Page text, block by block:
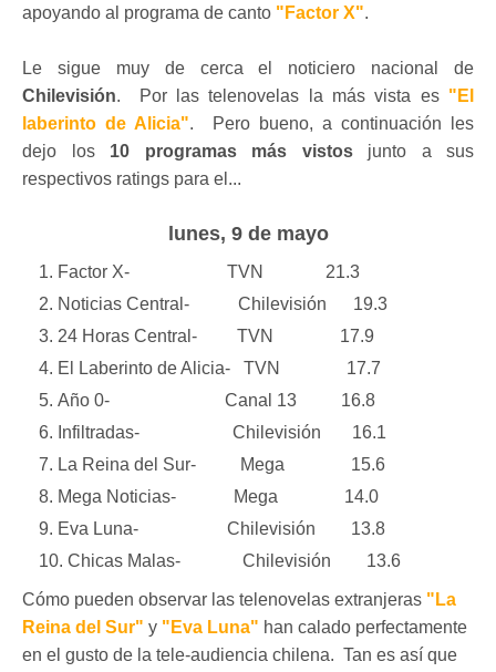
apoyando al programa de canto "Factor X".
Le sigue muy de cerca el noticiero nacional de
Chilevisión. Por las telenovelas la más vista es "El
laberinto de Alicia". Pero bueno, a continuación les
dejo los 10 programas más vistosjunto a sus
respectivos ratings para el...
lunes, 9 de mayo
Factor X- TVN 21.3
Noticias Central- Chilevisión 19.3
24 Horas Central- TVN 17.9
El Laberinto de Alicia- TVN 17.7
Año 0- Canal 13 16.8
Infiltradas- Chilevisión 16.1
La Reina del Sur- Mega 15.6
Mega Noticias- Mega 14.0
Eva Luna- Chilevisión 13.8
Chicas Malas- Chilevisión 13.6
Cómo pueden observar las telenovelas extranjeras "La
Reina del Sur" y "Eva Luna" han calado perfectamente
en el gusto de la tele-audiencia chilena. Tan es así que